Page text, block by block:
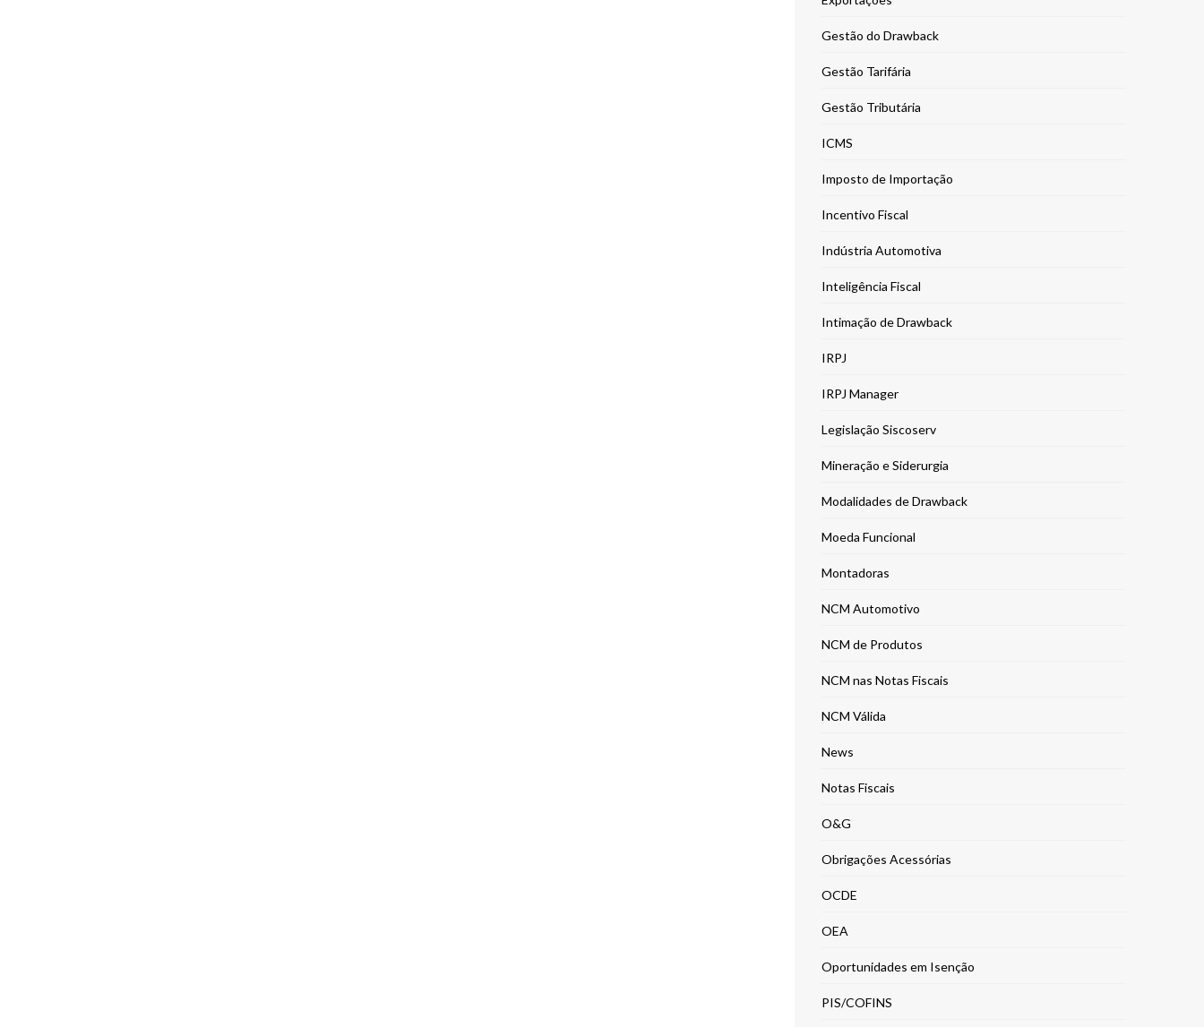
Gestão do Drawback
Gestão Tarifária
Gestão Tributária
ICMS
Imposto de Importação
Incentivo Fiscal
Indústria Automotiva
Inteligência Fiscal
Intimação de Drawback
IRPJ
IRPJ Manager
Legislação Siscoserv
Mineração e Siderurgia
Modalidades de Drawback
Moeda Funcional
Montadoras
NCM Automotivo
NCM de Produtos
NCM nas Notas Fiscais
NCM Válida
News
Notas Fiscais
O&G
Obrigações Acessórias
OCDE
OEA
Oportunidades em Isenção
PIS/COFINS